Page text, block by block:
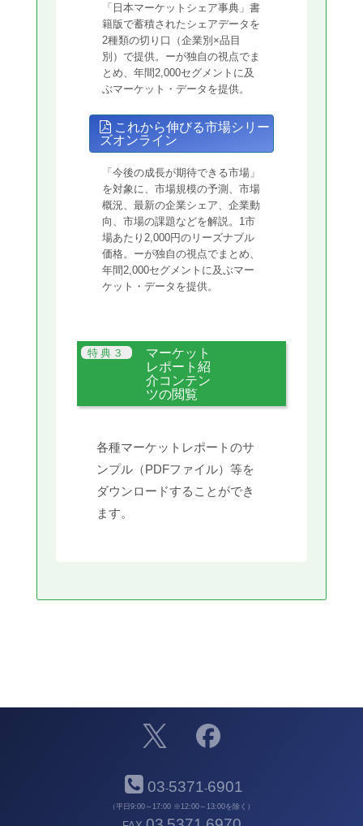
「日本マーケットシェア事典」書
籍版で蓄積されたシェアデータを
2種類の切り口（企業別×品目
別）で提供。ーが独自の視点でま
とめ、年間2,000セグメントに及
ぶマーケット・データを提供。
これから伸びる市場シリー
ズオンライン
「今後の成長が期待できる市場」
を対象に、市場規模の予測、市場
概況、最新の企業シェア、企業動
向、市場の課題などを解説。1市
場あたり2,000円のリーズナブル
価格。ーが独自の視点でまとめ、
年間2,000セグメントに及ぶマー
ケット・データを提供。
マーケット
レポート紹
介コンテン
ツの閲覧
各種マーケットレポートのサ
ンプル（PDFファイル）等を
ダウンロードすることができ
ます。
03-5371-6901
（平日9:00～17:00 ※12:00～13:00を除く）